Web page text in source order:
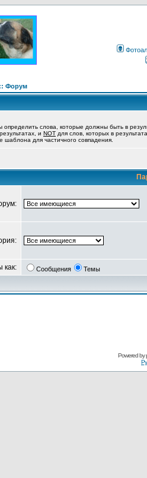
Форум
определить слова, которые должны быть в
и NOT для слов, которых в
шаблона для частичного совпадения.
как: Сообщения Темы
Powered by